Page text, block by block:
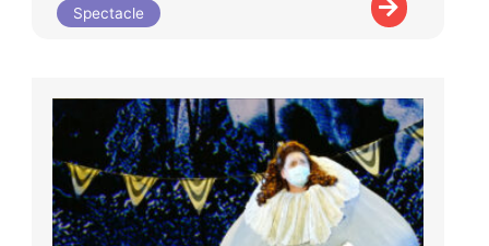
Spectacle